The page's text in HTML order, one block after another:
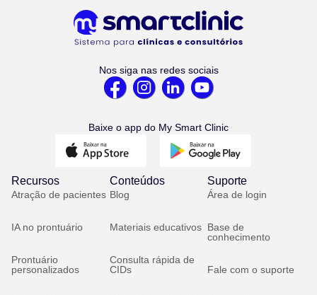
Nos siga nas redes sociais
Baixe o app do My Smart Clinic
Recursos
Atração de pacientes
IA no prontuário
Prontuário
personalizados
Conteúdos
Blog
Materiais educativos
Consulta rápida de
CIDs
Suporte
Área de login
Base de
conhecimento
Fale com o suporte